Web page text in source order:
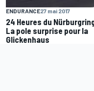
ENDURANCE27 mai 2017
24 Heures du
La pole surprise pour la
Glickenhaus